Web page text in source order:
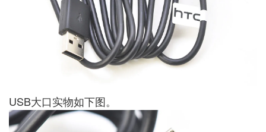
USB大口实物如下图。